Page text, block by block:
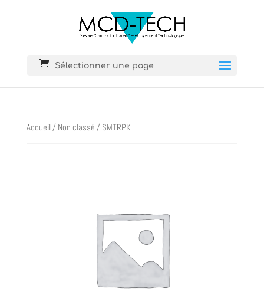
Sélectionner une page
Accueil / Non classé / SMTRPK